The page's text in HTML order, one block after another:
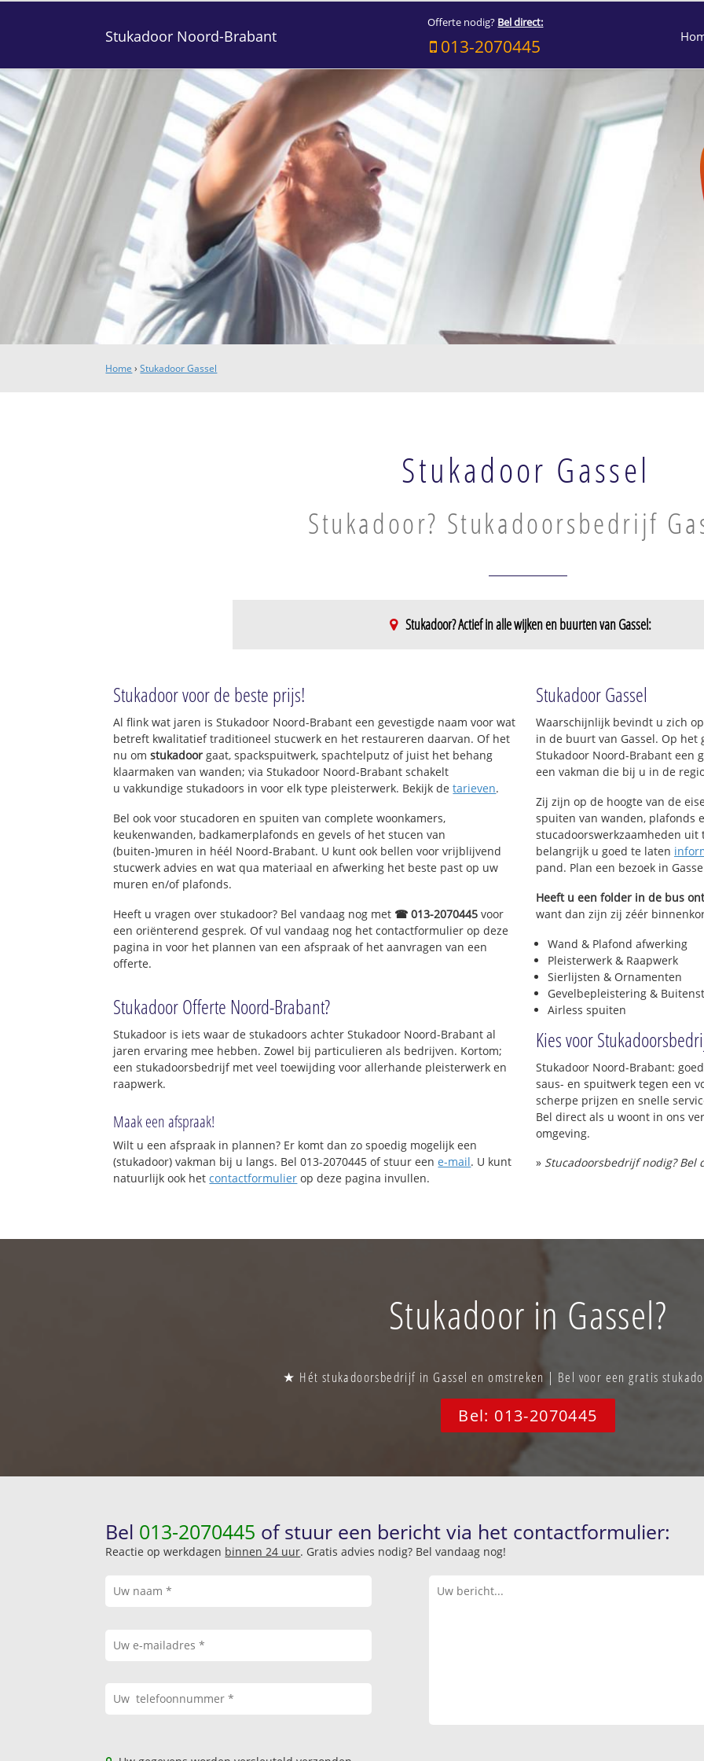
Stukadoor Noord-Brabant
Offerte nodig? Bel direct:
013-2070445
Home ›Stukadoor Gassel
Stukadoor Gassel
Stukadoor? Stukadoorsbedrijf
Stukadoor? Actief in alle wijken en buurten van Gassel:
Stukadoor voor de beste prijs!
Al flink wat jaren is Stukadoor Noord-Brabant een gevestigde naam voor wat
betreft kwalitatief traditioneel stucwerk en het restaureren daarvan. Of het
nu omstukadoor gaat, spackspuitwerk, spachtelputz of juist het behang
klaarmaken van wanden; via Stukadoor Noord-Brabant schakelt
u vakkundige stukadoors in voor elk type pleisterwerk. Bekijk detarieven.
Bel ook voor stucadoren en spuiten van complete woonkamers,
keukenwanden, badkamerplafonds en gevels of het stucen van
(buiten-)muren in héél Noord-Brabant. U kunt ook bellen voor vrijblijvend
stucwerk advies en wat qua materiaal en afwerking het beste past op uw
muren en/of plafonds.
Heeft u vragen over stukadoor? Bel vandaag nog met ☎ 013-2070445 voor
een oriënterend gesprek. Of vul vandaag nog het contactformulier op deze
pagina in voor het plannen van een afspraak of het aanvragen van een
offerte.
Stukadoor Offerte Noord-Brabant?
Stukadoor is iets waar de stukadoors achter Stukadoor Noord-Brabant al
jaren ervaring mee hebben. Zowel bij particulieren als bedrijven. Kortom;
een stukadoorsbedrijf met veel toewijding voor allerhande pleisterwerk en
raapwerk.
Maak een afspraak!
Wilt u een afspraak in plannen? Er komt dan zo spoedig mogelijk een
(stukadoor) vakman bij u langs. Bel 013-2070445 of stuur eene-mail. U kunt
natuurlijk ook hetcontactformulier op deze pagina invullen.
Stukadoor Gassel
Waarschijnlijk bevindt u zich
in de buurt van Gassel. Op het
Stukadoor Noord-Brabant een
een vakman die bij u in de
Zij zijn op de hoogte van de
spuiten van wanden, plafonds
stucadoorswerkzaamheden
belangrijk u goed te laten
pand. Plan een bezoek in
Heeft u een folder in de bus
want dan zijn zij zéér
Wand & Plafond afwerking
Pleisterwerk & Raapwerk
Sierlijsten & Ornamenten
Gevelbepleistering &
Airless spuiten
Kies voor
Stukadoor Noord-Brabant:
saus- en spuitwerk tegen een
scherpe prijzen en snelle
Bel direct als u woont in ons
omgeving.
» Stucadoorsbedrijf nodig? Bel
Stukadoor in Gassel?
★ Hét stukadoorsbedrijf in Gassel en omstreken | Bel voor een gratis
Bel: 013-2070445
Bel 013-2070445 of stuur een bericht via het contactformulier:
Reactie op werkdagen binnen 24 uur. Gratis advies nodig? Bel vandaag nog!